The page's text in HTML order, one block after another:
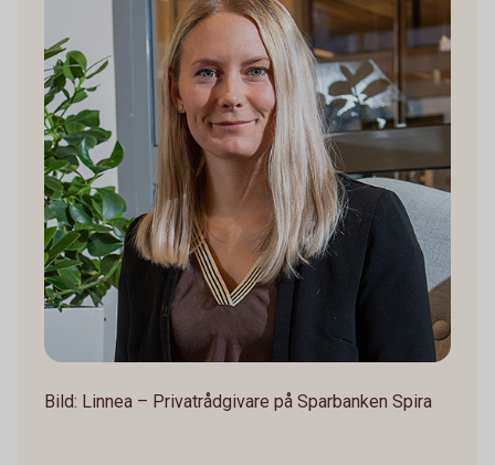
Bild: Linnea – Privatrådgivare på Sparbanken Spira